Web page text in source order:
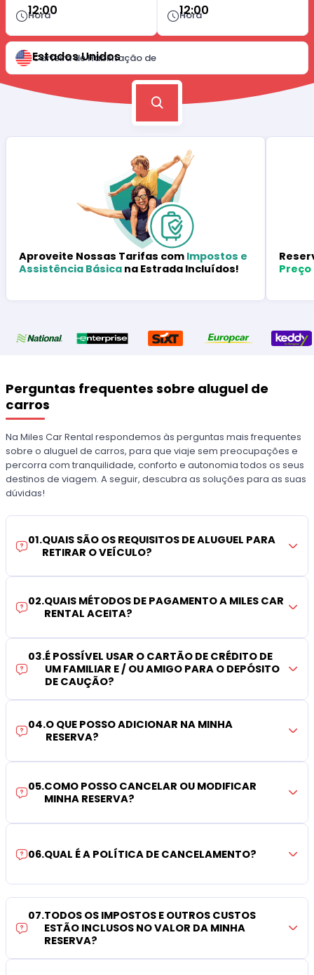
Hora
12:00 Hora
12:00
Carteira de Habilitação de
Estados Unidos
Aproveite Nossas Tarifas com Impostos e
Assistência Básica na Estrada Incluídos!
Preço
Perguntas frequentes sobre aluguel de
carros
Na Miles Car Rental respondemos às perguntas mais frequentes
sobre o aluguel de carros, para que viaje sem preocupações e
percorra com tranquilidade, conforto e autonomia todos os seus
destinos de viagem. A seguir, descubra as soluções para as suas
dúvidas!
01.QUAIS SÃO OS REQUISITOS DE ALUGUEL PARA
RETIRAR O VEÍCULO?
02.QUAIS MÉTODOS DE PAGAMENTO A MILES CAR
RENTAL ACEITA?
03.É POSSÍVEL USAR O CARTÃO DE CRÉDITO DE
UM FAMILIAR E / OU AMIGO PARA O DEPÓSITO
DE CAUÇÃO?
04.O QUE POSSO ADICIONAR NA MINHA
RESERVA?
05.COMO POSSO CANCELAR OU MODIFICAR
MINHA RESERVA?
06.QUAL É A POLÍTICA DE CANCELAMENTO?
07.TODOS OS IMPOSTOS E OUTROS CUSTOS
ESTÃO INCLUSOS NO VALOR DA MINHA
RESERVA?